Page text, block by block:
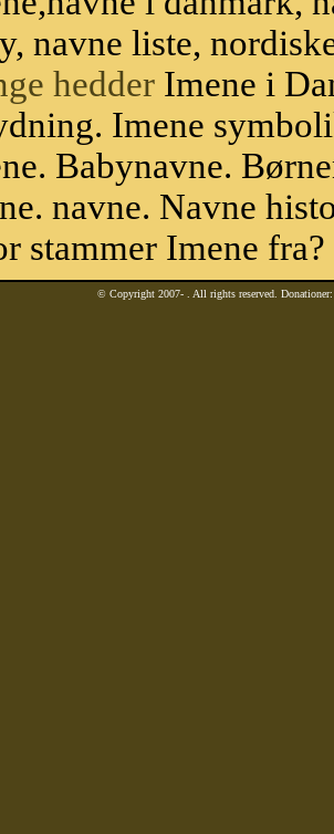
navne liste,
hedder Imene i
Imene
Babynavne.
navne. Navne
stammer Imene fra?
© Copyright 2007- . All rights reserved.